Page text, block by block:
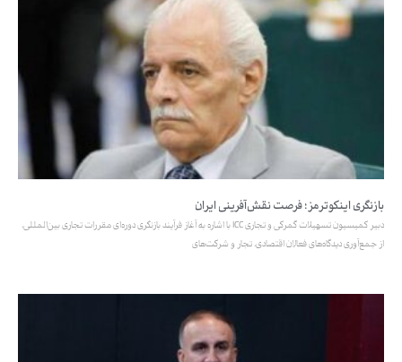
بازنگری اینکوترمز؛ فرصت نقش‌آفرینی ایران
دبیر کمیسیون تسهیلات گمرکی و تجاری ICC با اشاره به آغاز فرآیند بازنگری دوره‌ای مقررات تجاری بین‌المللی،
از جمع‌آوری دیدگاه‌های فعالان اقتصادی، تجار و شرکت‌های